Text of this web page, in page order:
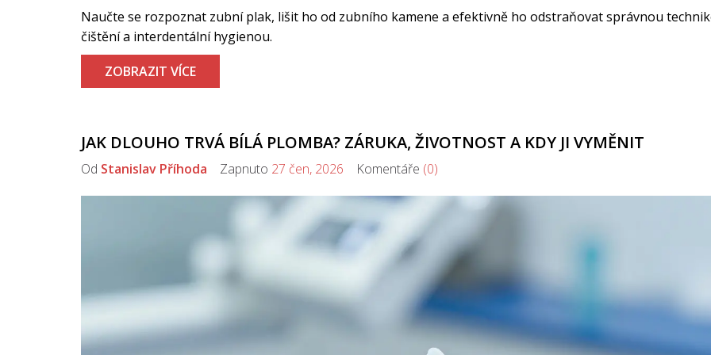
Naučte se rozpoznat zubní plak, lišit ho od zubního kamene a efektivně ho odstraňovat správnou
čištění a interdentální hygienou.
ZOBRAZIT VÍCE
JAK DLOUHO TRVÁ BÍLÁ PLOMBA? ZÁRUKA, ŽIVOTNOST A KDY JI VYMĚNIT
Od Stanislav Příhoda Zapnuto 27 čen, 2026 Komentáře (0)